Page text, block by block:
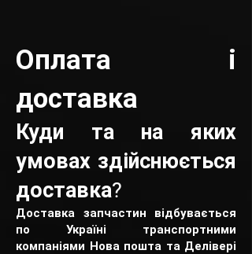
Оплата і
доставка
Куди та на яких
умовах здійснюється
доставка?
Доставка запчастин відбувається
по Україні транспортними
компаніями Нова пошта та Делівері